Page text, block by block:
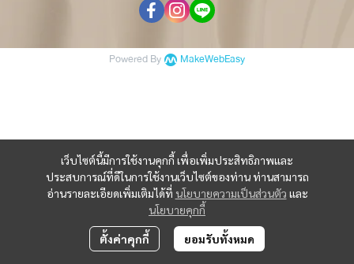
เว็บไซต์นี้มีการใช้งานคุกกี้ เพื่อเพิ่มประสิทธิภาพและ
ประสบการณ์ที่ดีในการใช้งานเว็บไซต์ของท่าน ท่านสามารถ
อ่านรายละเอียดเพิ่มเติมได้ที่ นโยบายความเป็นส่วนตัว และ
นโยบายคุกกี้
ตั้งค่าคุกกี้ ยอมรับทั้งหมด
Powered By MakeWebEasy